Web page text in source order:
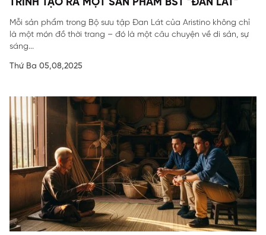
TRÌNH TẠO RA MỘT SẢN PHẨM BST "ĐAN LÁT"
Mỗi sản phẩm trong Bộ sưu tập Đan Lát của Aristino không chỉ
là một món đồ thời trang – đó là một câu chuyện về di sản, sự
sáng...
Thứ Ba 05,08,2025